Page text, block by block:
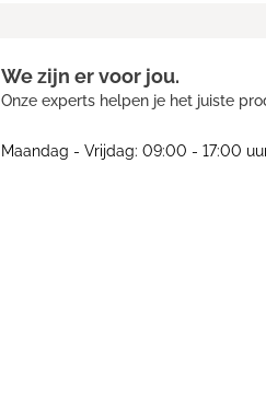
We zijn er voor jou.
Onze experts helpen je het juiste
Maandag - Vrijdag: 09:00 - 17:00